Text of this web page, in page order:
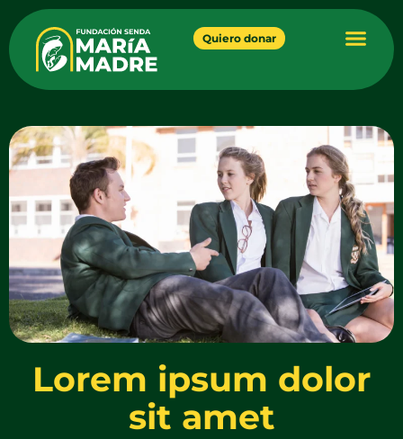
Quiero donar
Lorem ipsum dolor
sit amet